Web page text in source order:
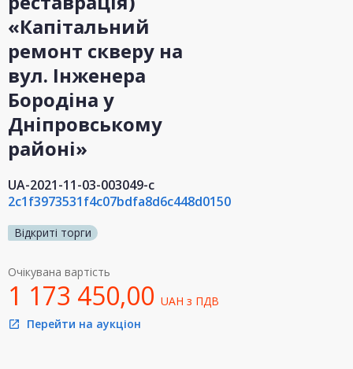
«Капітальний
ремонт скверу на
вул. Інженера
Бородіна у
Дніпровському
районі»
UA-2021-11-03-003049-c
2c1f3973531f4c07bdfa8d6c448d0150
Відкриті торги
Очікувана вартість
1 173 450,00 UAH з ПДВ
open_in_new Перейти на аукціон